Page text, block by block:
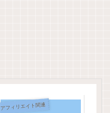
アフィリエイト関連